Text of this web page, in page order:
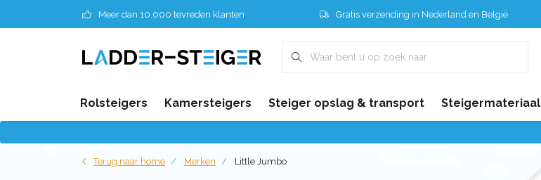
Meer dan 10.000 tevreden klanten Gratis verzending in Nederland en België
Rolsteigers Kamersteigers Steiger opslag & transport Steigermateriaal
Terug naar home Merken Little Jumbo